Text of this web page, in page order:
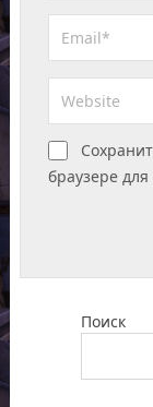
браузере
Поиск